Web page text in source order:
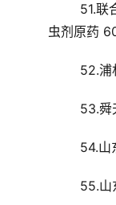
51.联
虫剂原药
52.浦
53.舜
54.山
55.山